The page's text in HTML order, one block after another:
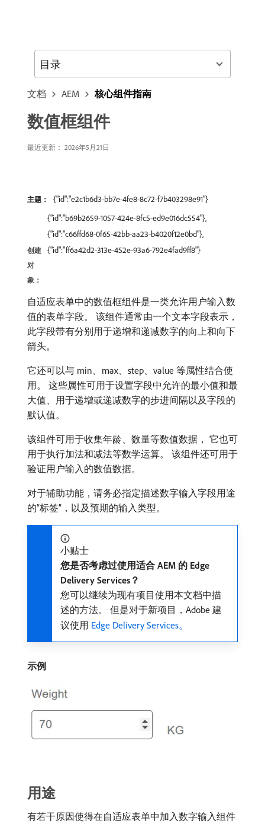
文档 AEM 核心组件指南
数值框组件
最近更新： 2026年5月21日
主题： {"id":"e2c1b6d3-bb7e-4fe8-8c72-f7b403298e91"}
创建
对
象：
{"id":"b69b2659-1057-424e-8fc5-ed9e016dc554"},
{"id":"c66ffd68-0f65-42bb-aa23-b4020f12e0bd"},
{"id":"ff6a42d2-313e-452e-93a6-792e4fad9ff8"}
自适应表单中的数值框组件是一类允许用户输入数
值的表单字段。 该组件通常由一个文本字段表示，
此字段带有分别用于递增和递减数字的向上和向下
箭头。
它还可以与 min、max、step、value 等属性结合使
用。 这些属性可用于设置字段中允许的最小值和最
大值、用于递增或递减数字的步进间隔以及字段的
默认值。
该组件可用于收集年龄、数量等数值数据， 它也可
用于执行加法和减法等数学运算。 该组件还可用于
验证用户输入的数值数据。
对于辅助功能，请务必指定描述数字输入字段用途
的“标签”，以及预期的输入类型。
小贴士
您是否考虑过使用适合 AEM 的 Edge
Delivery Services？
您可以继续为现有项目使用本文档中描
述的方法。 但是对于新项目，Adobe 建
议使用 Edge Delivery Services。
示例
用途
有若干原因使得在自适应表单中加入数字输入组件
目录